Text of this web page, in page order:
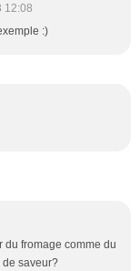
12:08
:)
du fromage comme du
saveur?